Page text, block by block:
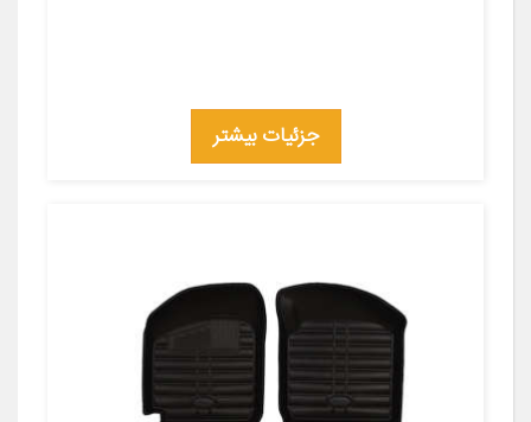
جزئیات بیشتر